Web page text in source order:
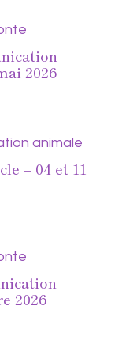
2026
– 04 et 11
2026